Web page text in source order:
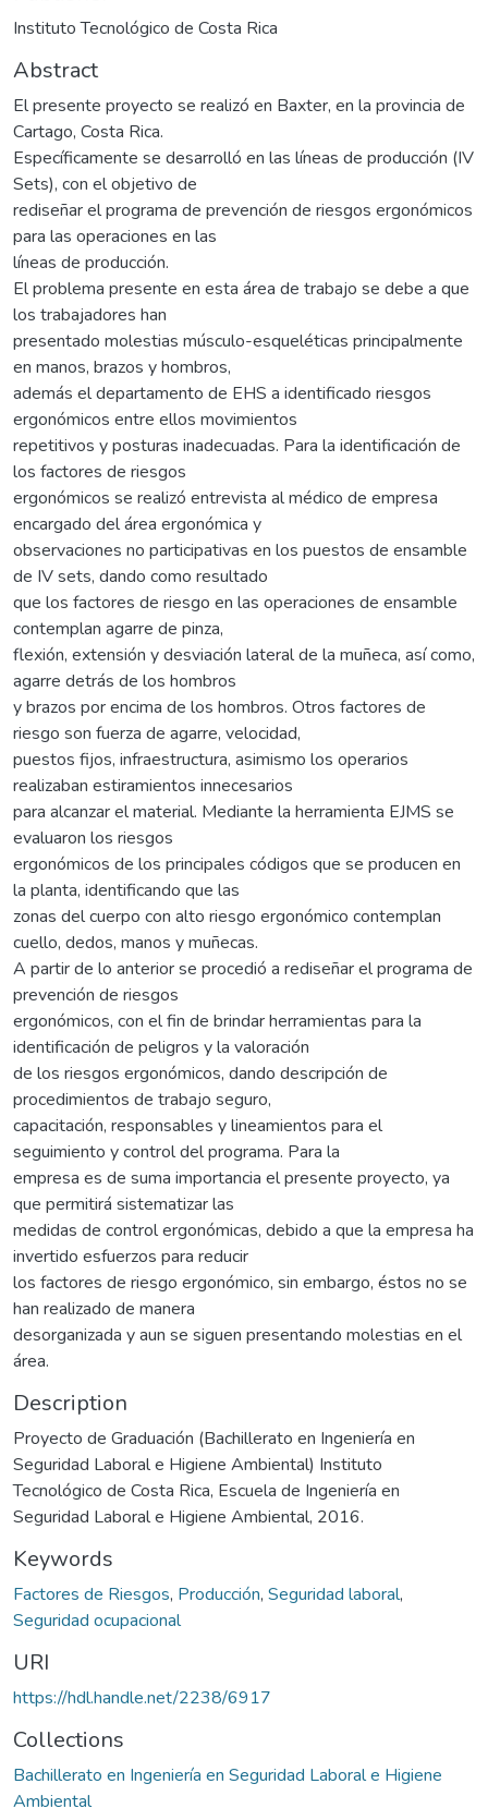
Instituto Tecnológico de Costa Rica
Abstract
El presente proyecto se realizó en Baxter, en la provincia de
Cartago, Costa Rica.
Específicamente se desarrolló en las líneas de producción (IV
Sets), con el objetivo de
rediseñar el programa de prevención de riesgos ergonómicos
para las operaciones en las
líneas de producción.
El problema presente en esta área de trabajo se debe a que
los trabajadores han
presentado molestias músculo-esqueléticas principalmente
en manos, brazos y hombros,
además el departamento de EHS a identificado riesgos
ergonómicos entre ellos movimientos
repetitivos y posturas inadecuadas. Para la identificación de
los factores de riesgos
ergonómicos se realizó entrevista al médico de empresa
encargado del área ergonómica y
observaciones no participativas en los puestos de ensamble
de IV sets, dando como resultado
que los factores de riesgo en las operaciones de ensamble
contemplan agarre de pinza,
flexión, extensión y desviación lateral de la muñeca, así como,
agarre detrás de los hombros
y brazos por encima de los hombros. Otros factores de
riesgo son fuerza de agarre, velocidad,
puestos fijos, infraestructura, asimismo los operarios
realizaban estiramientos innecesarios
para alcanzar el material. Mediante la herramienta EJMS se
evaluaron los riesgos
ergonómicos de los principales códigos que se producen en
la planta, identificando que las
zonas del cuerpo con alto riesgo ergonómico contemplan
cuello, dedos, manos y muñecas.
A partir de lo anterior se procedió a rediseñar el programa de
prevención de riesgos
ergonómicos, con el fin de brindar herramientas para la
identificación de peligros y la valoración
de los riesgos ergonómicos, dando descripción de
procedimientos de trabajo seguro,
capacitación, responsables y lineamientos para el
seguimiento y control del programa. Para la
empresa es de suma importancia el presente proyecto, ya
que permitirá sistematizar las
medidas de control ergonómicas, debido a que la empresa ha
invertido esfuerzos para reducir
los factores de riesgo ergonómico, sin embargo, éstos no se
han realizado de manera
desorganizada y aun se siguen presentando molestias en el
área.
Description
Proyecto de Graduación (Bachillerato en Ingeniería en
Seguridad Laboral e Higiene Ambiental) Instituto
Tecnológico de Costa Rica, Escuela de Ingeniería en
Seguridad Laboral e Higiene Ambiental, 2016.
Keywords
Factores de Riesgos, Producción, Seguridad laboral,
Seguridad ocupacional
URI
https://hdl.handle.net/2238/6917
Collections
Bachillerato en Ingeniería en Seguridad Laboral e Higiene
Ambiental